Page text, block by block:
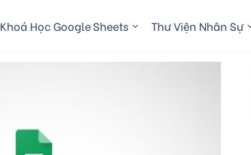
Khoá Học Google Sheets Thư Viện Nhân Sự